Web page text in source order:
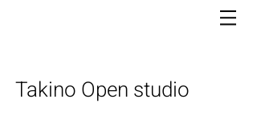
Takino Open studio